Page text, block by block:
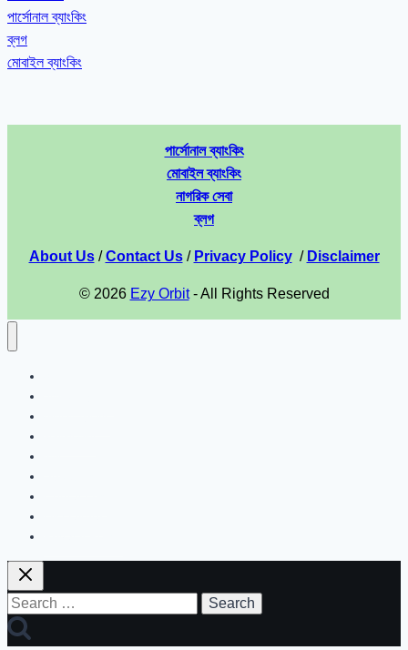
পার্সোনাল ব্যাংকিং
ব্লগ
মোবাইল ব্যাংকিং
পার্সোনাল ব্যাংকিং
মোবাইল ব্যাংকিং
নাগরিক সেবা
ব্লগ
About Us/Contact Us/ Privacy Policy / Disclaimer
© 2026 Ezy Orbit- All Rights Reserved
Search
for: